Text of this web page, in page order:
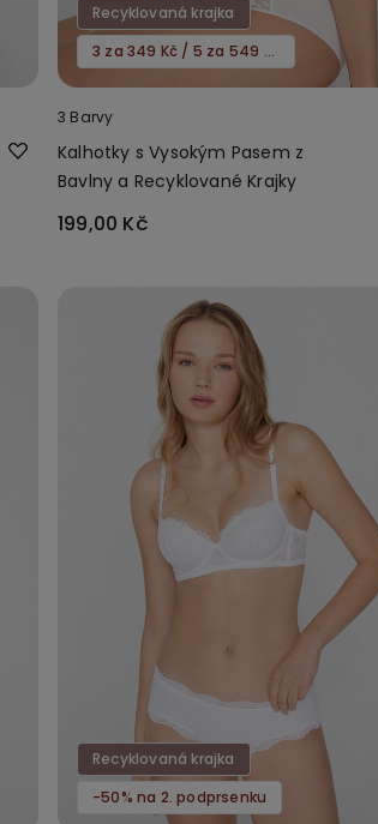
Recyklovaná krajka
3 za 349 Kč / 5 za 549 Kč
3 Barvy
Kalhotky s Vysokým Pasem z
Bavlny a Recyklované Krajky
199,00 Kč
Recyklovaná krajka
-50% na 2. podprsenku